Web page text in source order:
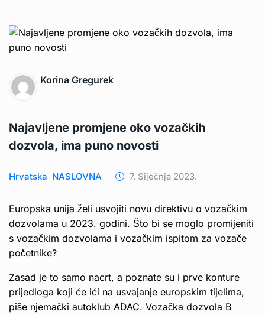
Korina Gregurek
Najavljene promjene oko vozačkih
dozvola, ima puno novosti
Hrvatska NASLOVNA 7. Siječnja 2023.
Europska unija želi usvojiti novu direktivu o vozačkim
dozvolama u 2023. godini. Što bi se moglo promijeniti
s vozačkim dozvolama i vozačkim ispitom za vozače
početnike?
Zasad je to samo nacrt, a poznate su i prve konture
prijedloga koji će ići na usvajanje europskim tijelima,
piše njemački autoklub ADAC. Vozačka dozvola B